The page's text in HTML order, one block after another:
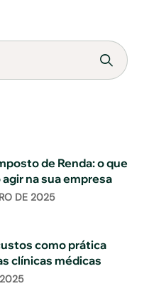
de Renda: o que
na sua empresa
DE 2025
como prática
clínicas médicas